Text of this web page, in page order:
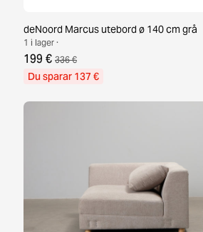
deNoord Marcus utebord ø 140 cm grå
1 i lager ·
199 € 336 €
Du sparar 137 €